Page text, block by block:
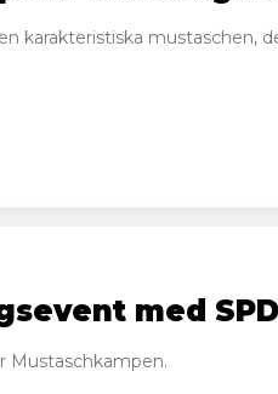
karakteristiska mustaschen,
med SPD
Mustaschkampen.